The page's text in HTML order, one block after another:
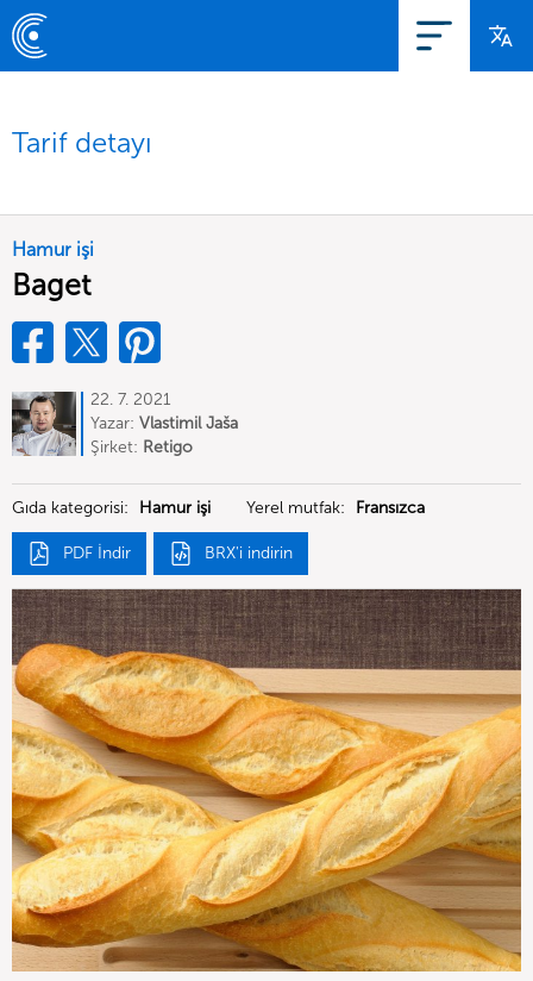
Tarif detayı
Hamur işi
Baget
22. 7. 2021
Yazar: Vlastimil Jaša
Şirket: Retigo
Gıda kategorisi: Hamur işi Yerel mutfak: Fransızca
PDF İndir BRX'i indirin